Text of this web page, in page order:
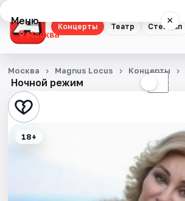
Концерты Театр Стендап
Меню ×
Москва
Концерты
Театр
Стендап
Ночной режим ☾
Москва Magnus Locus Концерты
18+